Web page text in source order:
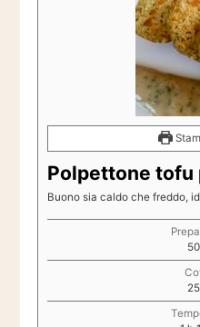
Polpettone tofu
Buono sia caldo che freddo,
50
25